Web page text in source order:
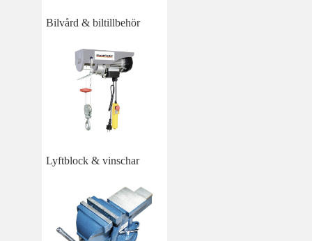
Bilvård & biltillbehör
Lyftblock & vinschar